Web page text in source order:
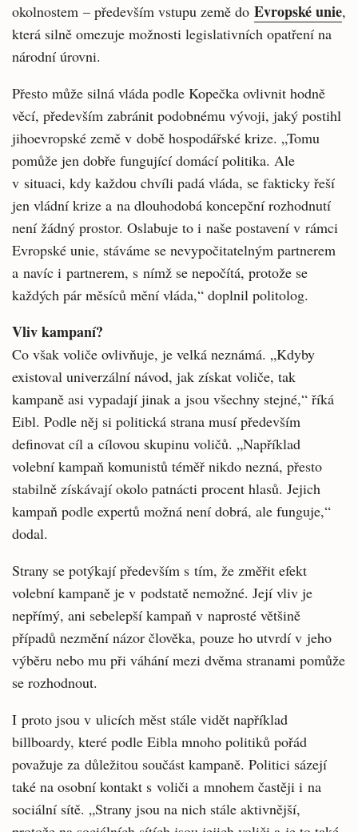
okolnostem – především vstupu země do Evropské unie,
která silně omezuje možnosti legislativních opatření na
národní úrovni.
Přesto může silná vláda podle Kopečka ovlivnit hodně
věcí, především zabránit podobnému vývoji, jaký postihl
jihoevropské země v době hospodářské krize. „Tomu
pomůže jen dobře fungující domácí politika. Ale
v situaci, kdy každou chvíli padá vláda, se fakticky řeší
jen vládní krize a na dlouhodobá koncepční rozhodnutí
není žádný prostor. Oslabuje to i naše postavení v rámci
Evropské unie, stáváme se nevypočitatelným partnerem
a navíc i partnerem, s nímž se nepočítá, protože se
každých pár měsíců mění vláda,“ doplnil politolog.
Vliv kampaní?
Co však voliče ovlivňuje, je velká neznámá. „Kdyby
existoval univerzální návod, jak získat voliče, tak
kampaně asi vypadají jinak a jsou všechny stejné,“ říká
Eibl. Podle něj si politická strana musí především
definovat cíl a cílovou skupinu voličů. „Například
volební kampaň komunistů téměř nikdo nezná, přesto
stabilně získávají okolo patnácti procent hlasů. Jejich
kampaň podle expertů možná není dobrá, ale funguje,“
dodal.
Strany se potýkají především s tím, že změřit efekt
volební kampaně je v podstatě nemožné. Její vliv je
nepřímý, ani sebelepší kampaň v naprosté většině
případů nezmění názor člověka, pouze ho utvrdí v jeho
výběru nebo mu při váhání mezi dvěma stranami pomůže
se rozhodnout.
I proto jsou v ulicích měst stále vidět například
billboardy, které podle Eibla mnoho politiků pořád
považuje za důležitou součást kampaně. Politici sázejí
také na osobní kontakt s voliči a mnohem častěji i na
sociální sítě. „Strany jsou na nich stále aktivnější,